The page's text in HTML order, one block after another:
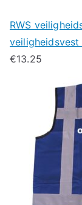
RWS
€13.25